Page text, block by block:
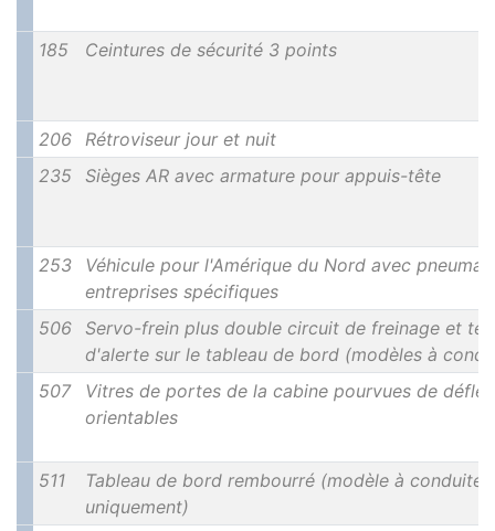
185 Ceintures de sécurité 3 points
206
Rétroviseur jour et nuit
235
Sièges AR avec armature pour appuis-tête
253
Véhicule pour l'Amérique du Nord avec
entreprises spécifiques
506
Servo-frein plus double circuit de freinage et
d'alerte sur le tableau de bord (modèles à
507
Vitres de portes de la cabine pourvues de
orientables
511
Tableau de bord rembourré (modèle à conduite
uniquement)